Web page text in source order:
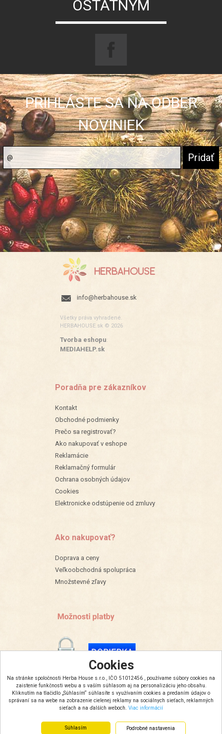
Cookies
Na stránke spoločnosti Herba House s.r.o., IČO 51012456 , používame súbory cookies na
zaistenie funkčnosti webu a s vaším súhlasom aj na personalizáciu jeho obsahu.
Kliknutím na tlačidlo „Súhlasím“ súhlasíte s využívaním cookies a predaním údajov o
správaní sa na webe na zobrazenie cielenej reklamy na sociálnych sieťach, reklamných
sieťach a na ďalších weboch. Viac informácií
Súhlasím Podrobné nastavenia
OSTATNÝM
PRIHLÁSTE SA NA ODBER
NOVINIEK
info@herbahouse.sk
Všetky práva vyhradené.
HERBAHOUSE.sk © 2026
Tvorba eshopu:
MEDIAHELP.sk
Poradňa pre zákazníkov
Kontakt
Obchodné podmienky
Prečo sa registrovať?
Ako nakupovať v eshope
Reklamácie
Reklamačný formulár
Ochrana osobných údajov
Cookies
Elektronicke odstúpenie od zmluvy
Ako nakupovať?
Doprava a ceny
Veľkoobchodná spolupráca
Množstevné zľavy